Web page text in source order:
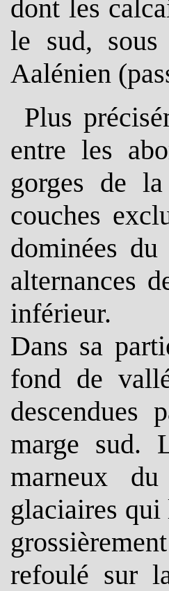
dont les
le sud, sous
Aalénien
Plus
entre les
gorges de
couches
dominées
alternances
inférieur.
Dans sa
fond de
descendues
marge sud.
marneux
glaciaires qui
refoulé sur